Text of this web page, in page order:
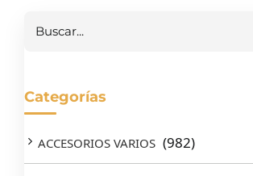
Categorías
ACCESORIOS VARIOS (982)